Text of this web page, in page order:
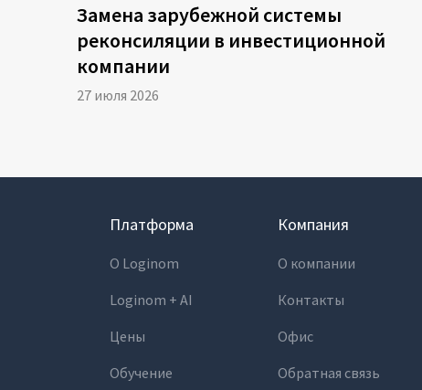
Замена зарубежной системы
реконсиляции в инвестиционной
компании
27 июля 2026
Платформа
О Loginom
Loginom + AI
Цены
Обучение
Компания
О компании
Контакты
Офис
Обратная связь